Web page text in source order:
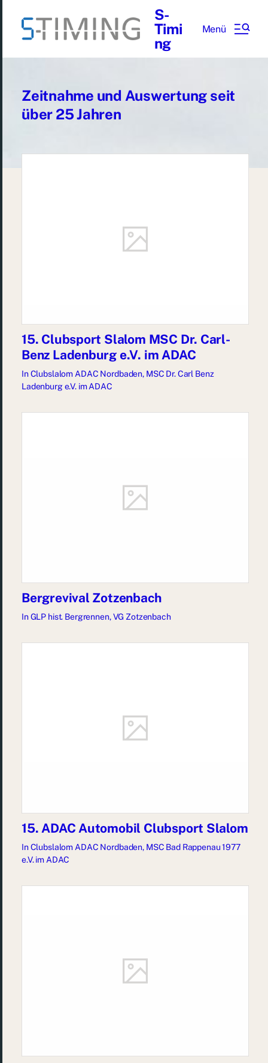
S-
Timi
ng
Menü
Zeitnahme und Auswertung seit
über 25 Jahren
15. Clubsport Slalom MSC Dr. Carl-
Benz Ladenburg e.V. im ADAC
InClubslalom ADAC Nordbaden, MSC Dr. Carl Benz
Ladenburg e.V. im ADAC
Bergrevival Zotzenbach
InGLP hist. Bergrennen,VG Zotzenbach
15. ADAC Automobil Clubsport Slalom
InClubslalom ADAC Nordbaden, MSC Bad Rappenau 1977
e.V. im ADAC